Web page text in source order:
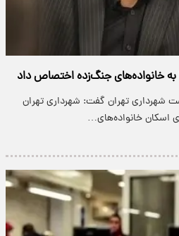
خانواده‌های جنگ‌زده اختصاص داد
تهران گفت: شهرداری تهران
اسکان خانواده‌های…